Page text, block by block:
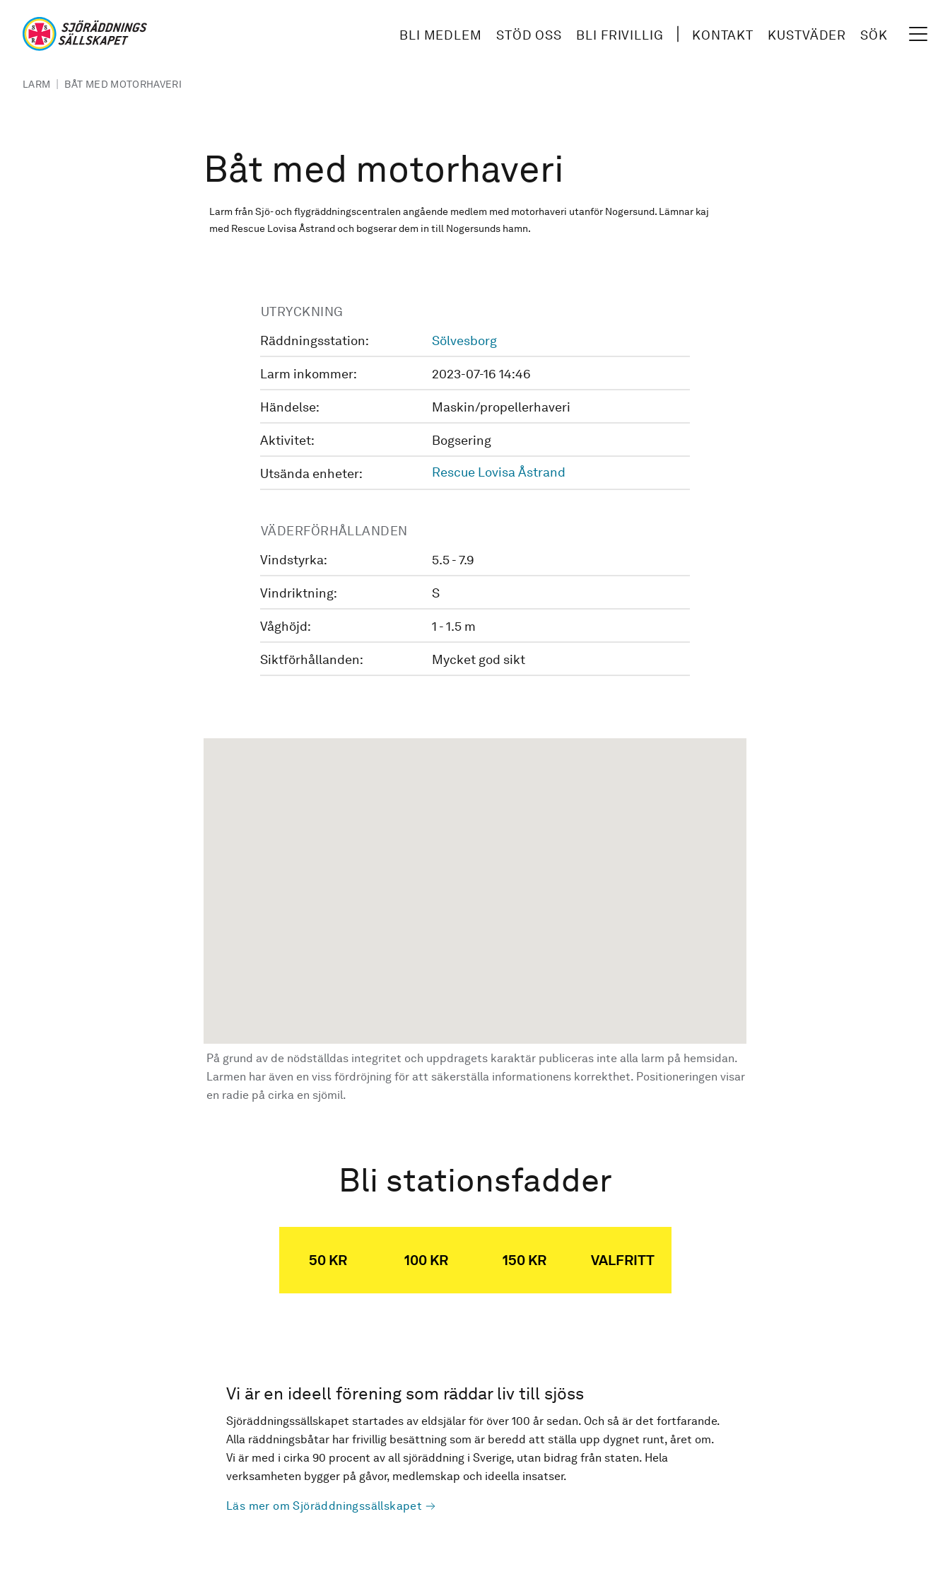
BLI MEDLEM STÖD OSS BLI FRIVILLIG KONTAKT KUSTVÄDER SÖK
LARM | BÅT MED MOTORHAVERI
Båt med motorhaveri
Larm från Sjö- och flygräddningscentralen angående medlem med motorhaveri utanför Nogersund. Lämnar kaj
med Rescue Lovisa Åstrand och bogserar dem in till Nogersunds hamn.
UTRYCKNING
Räddningsstation:
Sölvesborg
Larm inkommer: 2023-07-16 14:46
Händelse: Maskin/propellerhaveri
Aktivitet: Bogsering
Utsända enheter: Rescue Lovisa Åstrand
VÄDERFÖRHÅLLANDEN
Vindstyrka:
5.5 - 7.9
Vindriktning: S
Våghöjd: 1 - 1.5 m
Siktförhållanden: Mycket god sikt
På grund av de nödställdas integritet och uppdragets karaktär publiceras inte alla larm på hemsidan.
Larmen har även en viss fördröjning för att säkerställa informationens korrekthet. Positioneringen visar
en radie på cirka en sjömil.
Bli stationsfadder
50 KR 100 KR 150 KR VALFRITT
Vi är en ideell förening som räddar liv till sjöss
Sjöräddningssällskapet startades av eldsjälar för över 100 år sedan. Och så är det fortfarande.
Alla räddningsbåtar har frivillig besättning som är beredd att ställa upp dygnet runt, året om.
Vi är med i cirka 90 procent av all sjöräddning i Sverige, utan bidrag från staten. Hela
verksamheten bygger på gåvor, medlemskap och ideella insatser.
Läs mer om Sjöräddningssällskapet